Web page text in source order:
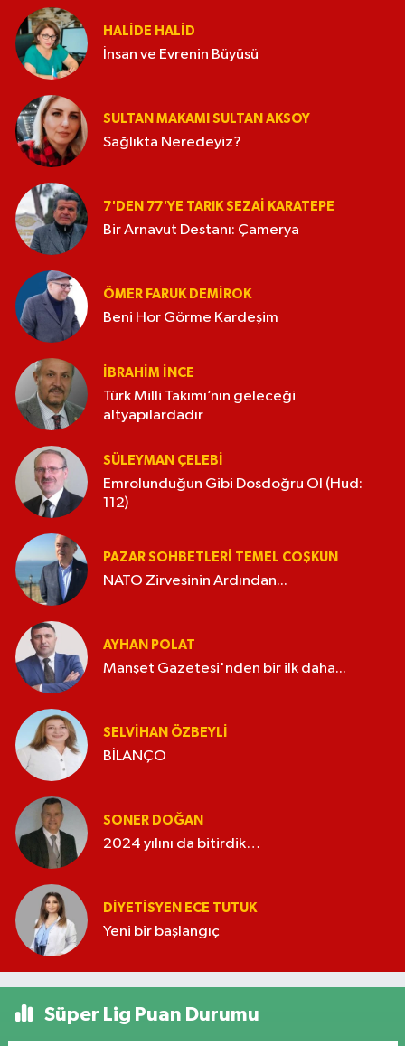
HALIDE HALID
İnsan ve Evrenin Büyüsü
SULTAN MAKAMI SULTAN AKSOY
Sağlıkta Neredeyiz?
7'DEN 77'YE TARIK SEZAI KARATEPE
Bir Arnavut Destanı: Çamerya
ÖMER FARUK DEMIROK
Beni Hor Görme Kardeşim
İBRAHIM İNCE
Türk Milli Takımı’nın geleceği
altyapılardadır
SÜLEYMAN ÇELEBI
Emrolunduğun Gibi Dosdoğru Ol (Hud:
112)
PAZAR SOHBETLERI TEMEL COŞKUN
NATO Zirvesinin Ardından...
AYHAN POLAT
Manşet Gazetesi'nden bir ilk daha...
SELVIHAN ÖZBEYLI
BİLANÇO
SONER DOĞAN
2024 yılını da bitirdik…
DIYETISYEN ECE TUTUK
Yeni bir başlangıç
Süper Lig Puan Durumu